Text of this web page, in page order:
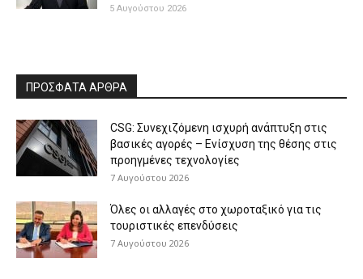
5 Αυγούστου 2026
ΠΡΟΣΦΑΤΑ ΑΡΘΡΑ
CSG: Συνεχιζόμενη ισχυρή ανάπτυξη στις
βασικές αγορές – Ενίσχυση της θέσης στις
προηγμένες τεχνολογίες
7 Αυγούστου 2026
Όλες οι αλλαγές στο χωροταξικό για τις
τουριστικές επενδύσεις
7 Αυγούστου 2026